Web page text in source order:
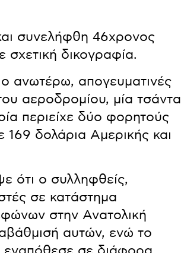
συνελήφθη 46χρονος
δικογραφία.
ανωτέρω, απογευματινές
αεροδρομίου, μία τσάντα
περιείχε δύο φορητούς
169 δολάρια Αμερικής και
ότι ο συλληφθείς,
σε κατάστημα
στην Ανατολική
αυτών, ενώ το